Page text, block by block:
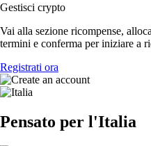
Gestisci crypto
Vai alla sezione ricompense,
termini e conferma per iniziare a
Registrati ora
Pensato per l'Italia